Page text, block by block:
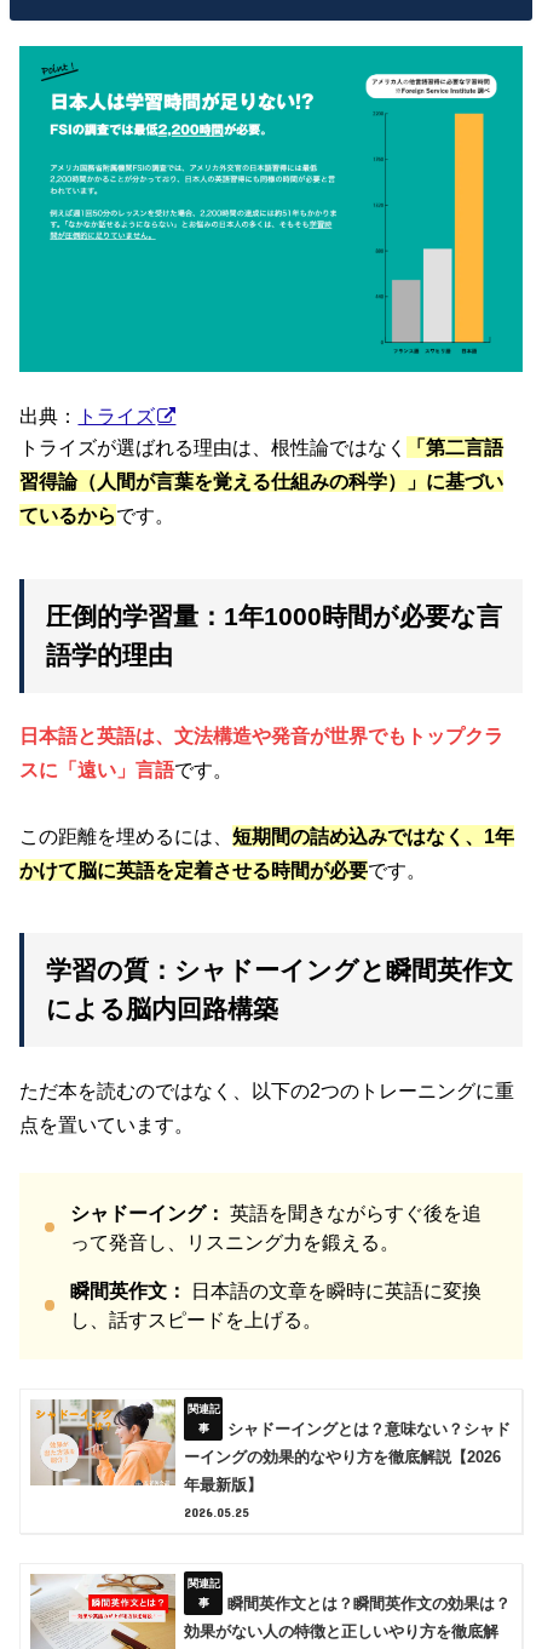
出典：
トライズ
トライズが選ばれる理由は、根性論ではなく
「第二言語
習得論（人間が言葉を覚える仕組みの科学）」に基づい
ているからです。
圧倒的学習量：1年1000時間が必要な言
語学的理由
日本語と英語は、文法構造や発音が世界でもトップクラ
スに「遠い」言語です。
この距離を埋めるには、短期間の詰め込みではなく、1年
かけて脳に英語を定着させる時間が必要です。
学習の質：シャドーイングと瞬間英作文
による脳内回路構築
ただ本を読むのではなく、以下の2つのトレーニングに重
点を置いています。
シャドーイング： 英語を聞きながらすぐ後を追
って発音し、リスニング力を鍛える。
瞬間英作文：
日本語の文章を瞬時に英語に変換
し、話すスピードを上げる。
シャドーイングとは？意味ない？シャド
ーイングの効果的なやり方を徹底解説【2026
年最新版】
2026.05.25
瞬間英作文とは？瞬間英作文の効果は？
効果がない人の特徴と正しいやり方を徹底解